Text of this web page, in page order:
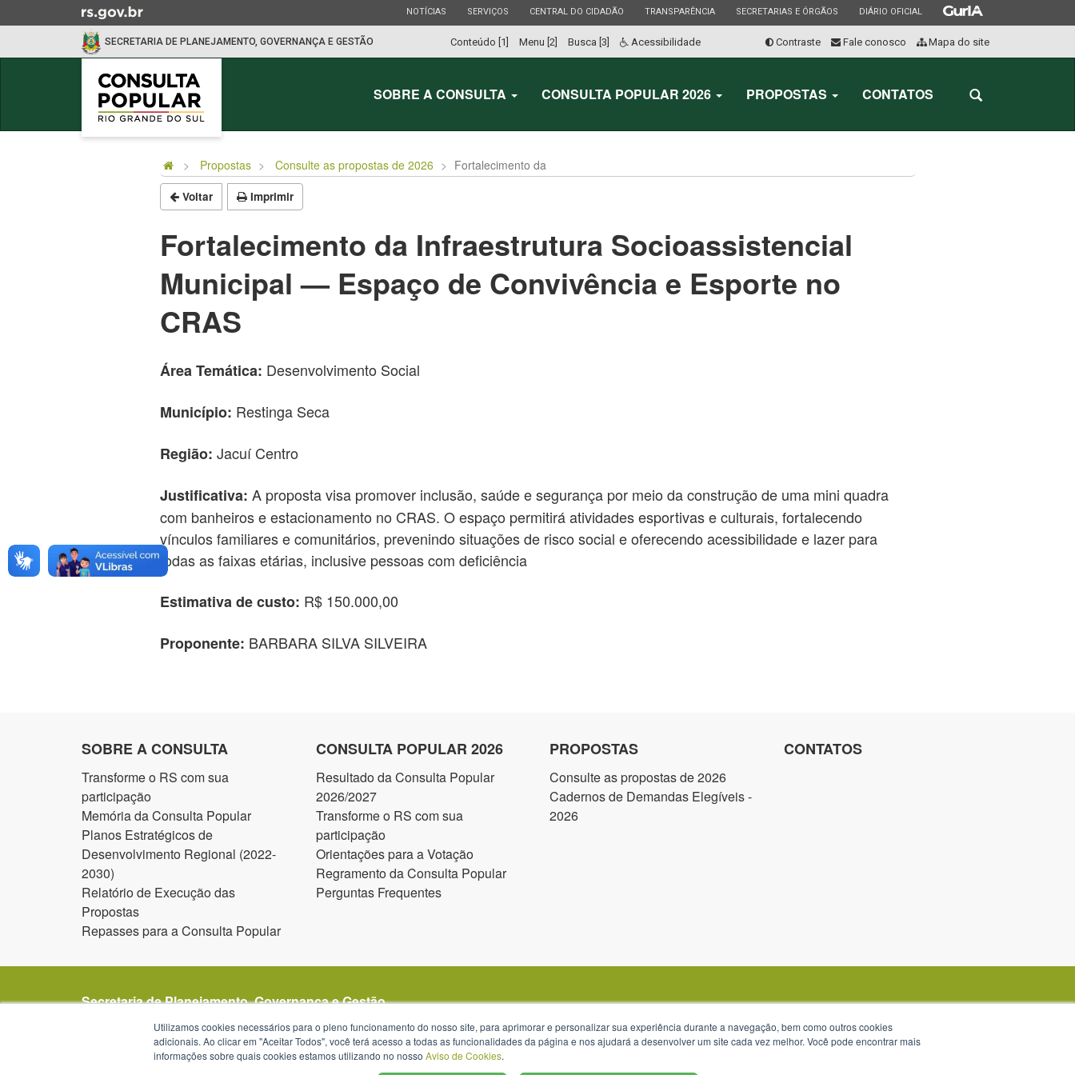
para
ESTADO
NOTÍCIAS ESTADO
SERVIÇOS ESTADO
CENTRAL DO CIDADÃO ESTADO
TRANSPARÊNCIA ESTADO
SECRETARIAS E ÓRGÃOS ESTADO
DIÁRIO OFICIAL ESTADO
SECRETARIA DE PLANEJAMENTO, GOVERNANÇA E GESTÃO Conteúdo [1] Menu [2] Busca [3] Acessibilidade Contraste Fale conosco Mapa do site
Abrir
busca
SOBRE A CONSULTA CONSULTA POPULAR 2026 PROPOSTAS CONTATOS
Propostas Consulte as propostas de 2026 Fortalecimento da
Voltar Imprimir
Fortalecimento da Infraestrutura Socioassistencial
Municipal — Espaço de Convivência e Esporte no
CRAS
Área Temática: Desenvolvimento Social
Município: Restinga Seca
Região: Jacuí Centro
Justificativa: A proposta visa promover inclusão, saúde e segurança por meio da construção de uma mini quadra
com banheiros e estacionamento no CRAS. O espaço permitirá atividades esportivas e culturais, fortalecendo
vínculos familiares e comunitários, prevenindo situações de risco social e oferecendo acessibilidade e lazer para
todas as faixas etárias, inclusive pessoas com deficiência
Estimativa de custo: R$ 150.000,00
Proponente: BARBARA SILVA SILVEIRA
SOBRE A CONSULTA
Transforme o RS com sua
participação
Memória da Consulta Popular
Planos Estratégicos de
Desenvolvimento Regional (2022-
2030)
Relatório de Execução das
Propostas
Repasses para a Consulta Popular
CONSULTA POPULAR 2026
Resultado da Consulta Popular
2026/2027
Transforme o RS com sua
participação
Orientações para a Votação
Regramento da Consulta Popular
Perguntas Frequentes
PROPOSTAS
Consulte as propostas de 2026
Cadernos de Demandas Elegíveis -
2026
CONTATOS
Secretaria de Planejamento, Governança e Gestão
Avenida Borges de Medeiros 1501
1º, 2º, 19º, 20º e 21º andar
Porto Alegre - RS -
mapa
Utilizamos cookies necessários para o pleno funcionamento do nosso site, para aprimorar e personalizar sua experiência durante a navegação, bem como outros cookies
adicionais. Ao clicar em "Aceitar Todos", você terá acesso a todas as funcionalidades da página e nos ajudará a desenvolver um site cada vez melhor. Você pode encontrar mais
informações sobre quais cookies estamos utilizando no nosso Aviso de Cookies.